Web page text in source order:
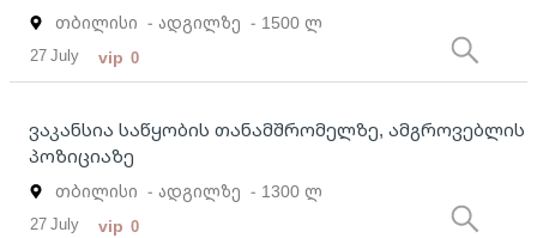
თბილისი - ადგილზე - 1500 ლ
27 July vip 0
ვაკანსია საწყობის თანამშრომელზე, ამგროვებლის
პოზიციაზე
თბილისი - ადგილზე - 1300 ლ
27 July vip 0